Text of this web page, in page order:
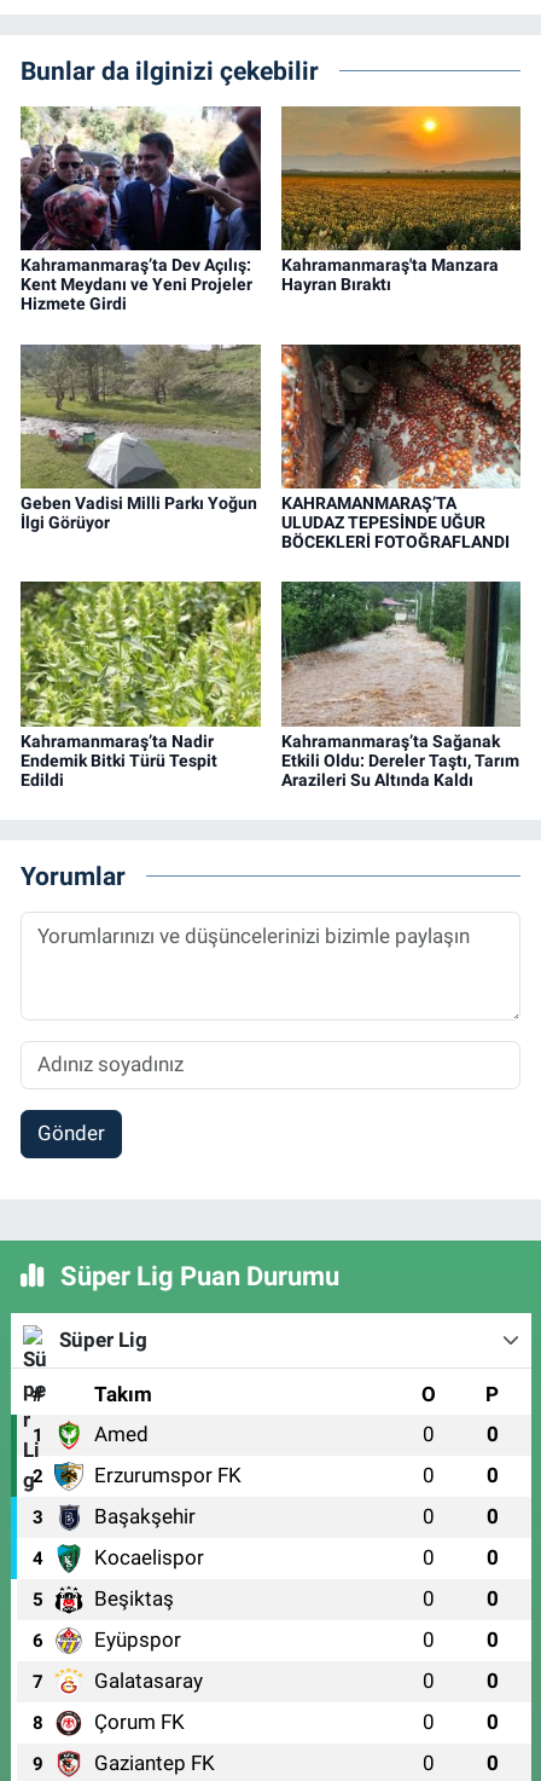
Bunlar da ilginizi çekebilir
Kahramanmaraş’ta Dev Açılış:
Kent Meydanı ve Yeni Projeler
Hizmete Girdi
Kahramanmaraş'ta Manzara
Hayran Bıraktı
Geben Vadisi Milli Parkı Yoğun
İlgi Görüyor
KAHRAMANMARAŞ’TA
ULUDAZ TEPESİNDE UĞUR
BÖCEKLERİ FOTOĞRAFLANDI
Kahramanmaraş’ta Nadir
Endemik Bitki Türü Tespit
Edildi
Kahramanmaraş’ta Sağanak
Etkili Oldu: Dereler Taştı, Tarım
Arazileri Su Altında Kaldı
Yorumlar
Gönder
Süper Lig Puan Durumu
Süper Lig
# Takım O P
1 Amed 0 0
2 Erzurumspor FK 0 0
3 Başakşehir 0 0
4 Kocaelispor 0 0
5 Beşiktaş 0 0
6 Eyüpspor 0 0
7 Galatasaray 0 0
8 Çorum FK 0 0
9 Gaziantep FK 0 0